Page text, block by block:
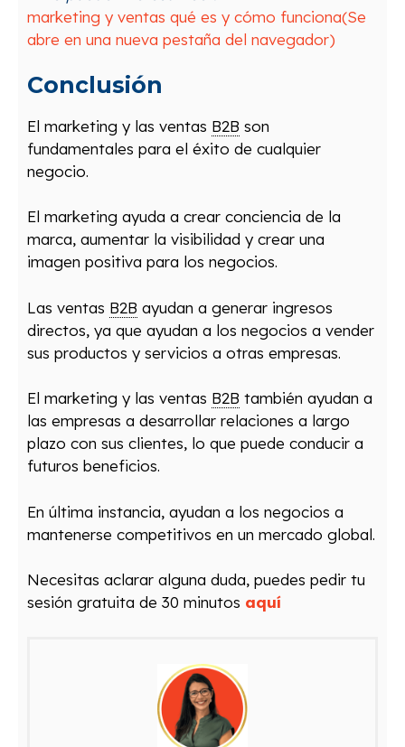
marketing y ventas qué es y cómo funciona(Se
abre en una nueva pestaña del navegador)
Conclusión
El marketing y las ventas B2B son
fundamentales para el éxito de cualquier
negocio.
El marketing ayuda a crear conciencia de la
marca, aumentar la visibilidad y crear una
imagen positiva para los negocios.
Las ventas B2B ayudan a generar ingresos
directos, ya que ayudan a los negocios a vender
sus productos y servicios a otras empresas.
El marketing y las ventas B2B también ayudan a
las empresas a desarrollar relaciones a largo
plazo con sus clientes, lo que puede conducir a
futuros beneficios.
En última instancia, ayudan a los negocios a
mantenerse competitivos en un mercado global.
Necesitas aclarar alguna duda, puedes pedir tu
sesión gratuita de 30 minutos aquí